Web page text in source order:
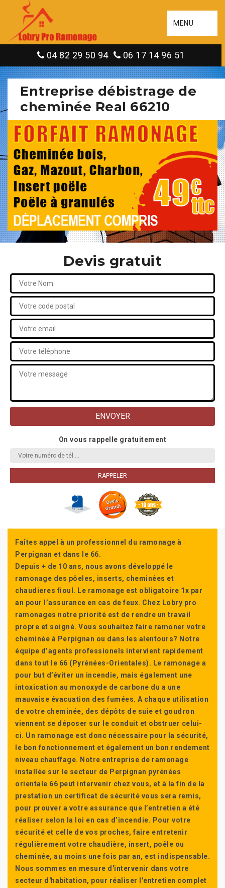
MENU
04 82 29 50 94 06 17 14 96 51
Entreprise débistrage de
cheminée Real 66210
Devis gratuit
On vous rappelle gratuitement
Faîtes appel à un professionnel du ramonage à
Perpignan et dans le 66.
Depuis + de 10 ans, nous avons développé le
ramonage des pôeles, inserts, cheminées et
chaudieres fioul. Le ramonage est obligatoire 1x par
an pour l’assurance en cas de feux. Chez Lobry pro
ramonages notre priorité est de rendre un travail
propre et soigné. Vous souhaitez faire ramoner votre
cheminée à Perpignan ou dans les alentours? Notre
équipe d’agents professionels intervient rapidement
dans tout le 66 (Pyrénées-Orientales). Le ramonage a
pour but d’éviter un incendie, mais également une
intoxication au monoxyde de carbone du a une
mauvaise évacuation des fumées. A chaque utilisation
de votre cheminée, des dépôts de suie et goudron
viennent se déposer sur le conduit et obstruer celui-
ci. Un ramonage est donc nécessaire pour la sécurité,
le bon fonctionnement et également un bon rendement
niveau chauffage. Notre entreprise de ramonage
installée sur le secteur de Perpignan pyrénées
orientale 66 peut intervenir chez vous, et à la fin de la
prestation un certificat de sécurité vous sera remis,
pour prouver a votre assurance que l’entretien a été
réaliser selon la loi en cas d’incendie. Pour votre
sécurité et celle de vos proches, faire entretenir
régulièrement votre chaudière, insert, poêle ou
cheminée, au moins une fois par an, est indispensable.
Nous sommes en mesure d'intervenir dans votre
secteur d'habitation, pour réaliser l'entretien complet